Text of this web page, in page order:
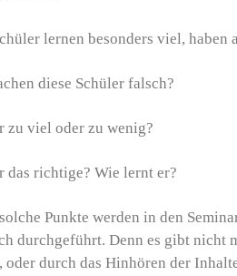
lernen besonders viel,
diese Schüler falsch?
zu viel oder zu wenig?
das richtige? Wie lernt er?
Punkte werden in den
durchgeführt. Denn es gibt nicht
oder durch das Hinhören der